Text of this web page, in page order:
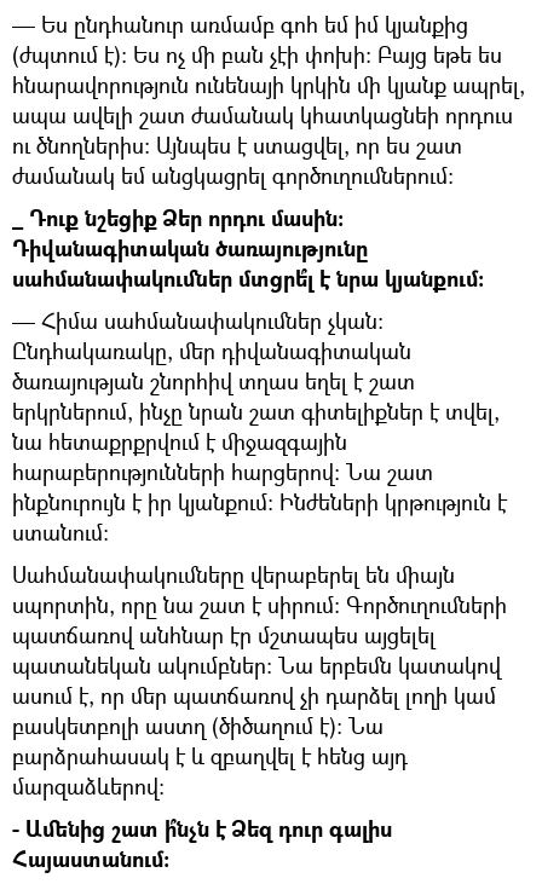
— Ես ընդհանուր առմամբ գոհ եմ իմ կյանքից
(ժպտում է): Ես ոչ մի բան չէի փոխի: Բայց եթե ես
հնարավորություն ունենայի կրկին մի կյանք ապրել,
ապա ավելի շատ ժամանակ կհատկացնեի որդուս
ու ծնողներիս: Այնպես է ստացվել, որ ես շատ
ժամանակ եմ անցկացրել գործուղումներում:
_ Դուք նշեցիք Ձեր որդու մասին:
Դիվանագիտական ծառայությունը
սահմանափակումներ մտցրե՞լ է նրա կյանքում:
— Հիմա սահմանափակումներ չկան:
Ընդհակառակը, մեր դիվանագիտական
ծառայության շնորհիվ տղաս եղել է շատ
երկրներում, ինչը նրան շատ գիտելիքներ է տվել,
նա հետաքրքրվում է միջազգային
հարաբերությունների հարցերով: Նա շատ
ինքնուրույն է իր կյանքում: Ինժեների կրթություն է
ստանում:
Սահմանափակումները վերաբերել են միայն
սպորտին, որը նա շատ է սիրում: Գործուղումների
պատճառով անհնար էր մշտապես այցելել
պատանեկան ակումբներ: Նա երբեմն կատակով
ասում է, որ մեր պատճառով չի դարձել լողի կամ
բասկետբոլի աստղ (ծիծաղում է): Նա
բարձրահասակ է և զբաղվել է հենց այդ
մարզաձևերով:
- Ամենից շատ ի՞նչն է Ձեզ դուր գալիս
Հայաստանում: